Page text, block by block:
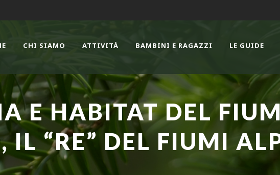
CHI SIAMO ATTIVITÀ BAMBINI E RAGAZZI LE GUIDE
E HABITAT DEL
IL “RE” DEL FIUMI